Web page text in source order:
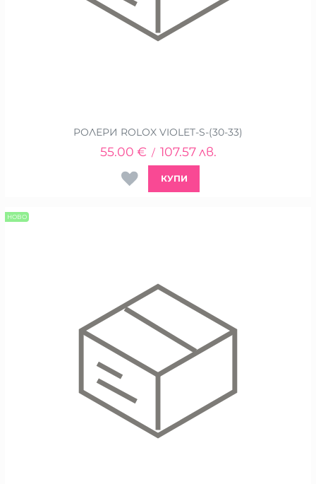
РОЛЕРИ ROLOX VIOLET-S-(30-33)
55.00 € / 107.57 лв.
КУПИ
НОВО